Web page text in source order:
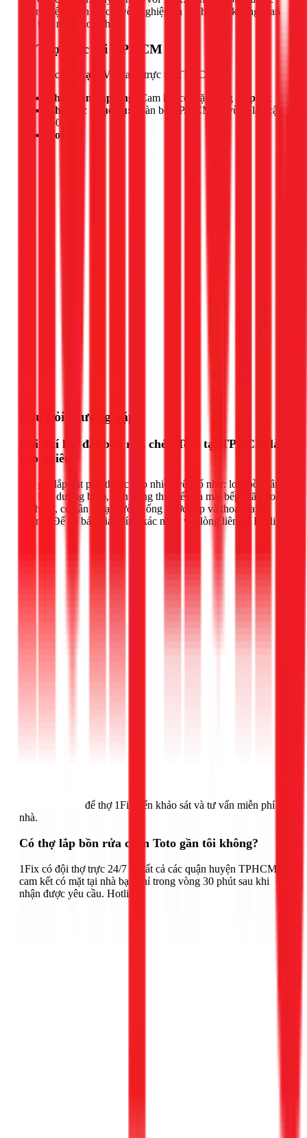
trải nghiệm dịch vụ chuyên nghiệp và tận hưởng không gian
bếp tiện nghi, hoàn hảo.
📍 Thợ trực tại TPHCM
Đội thợ của Phạm Vũ
đang trực tại TPHCM.
Thời gian đáp ứng:
Cam kết có mặt trong
30 phút
Khu vực phục vụ:
Toàn bộ TP.HCM và vùng lân cận
(50km)
Hotline:
Câu hỏi thường gặp
Chi phí lắp đặt bồn rửa chén Toto tại TPHCM là
bao nhiêu?
Chi phí lắp đặt phụ thuộc vào nhiều yếu tố như: loại bồn (âm
bàn hay dương bàn), tình trạng thực tế của mặt bếp (đã khoét
lỗ chưa), có cần đi lại đường ống nước cấp và thoát hay
không. Để có báo giá chính xác nhất, vui lòng liên hệ Hotline
để thợ 1Fix đến khảo sát và tư vấn miễn phí tại
nhà.
Có thợ lắp bồn rửa chén Toto gần tôi không?
1Fix có đội thợ trực 24/7 tại tất cả các quận huyện TPHCM,
cam kết có mặt tại nhà bạn chỉ trong vòng 30 phút sau khi
nhận được yêu cầu. Hotline: